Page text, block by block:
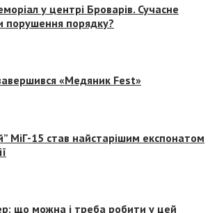
у центрі Броварів. Сучасне
порушення порядку?
«Медяник Fest»
МіГ-15 став найстарішим експонатом
що можна і треба робити у цей